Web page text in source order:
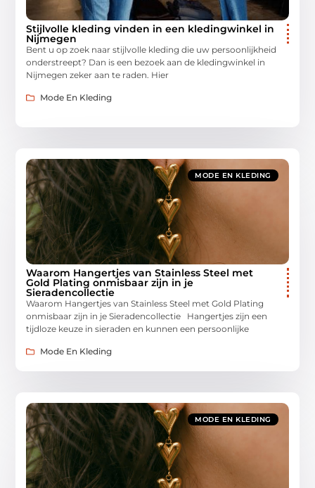
Stijlvolle kleding vinden in een kledingwinkel in
Nijmegen
Bent u op zoek naar stijlvolle kleding die uw persoonlijkheid
onderstreept? Dan is een bezoek aan de kledingwinkel in
Nijmegen zeker aan te raden. Hier
Mode En Kleding
MODE EN KLEDING
Waarom Hangertjes van Stainless Steel met
Gold Plating onmisbaar zijn in je
Sieradencollectie
Waarom Hangertjes van Stainless Steel met Gold Plating
onmisbaar zijn in je Sieradencollectie Hangertjes zijn een
tijdloze keuze in sieraden en kunnen een persoonlijke
Mode En Kleding
MODE EN KLEDING